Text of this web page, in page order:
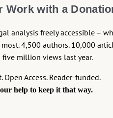
dass ein digitales
von “Körper”
ja eben genau eine
etwas dass sich räumlich-
Drohungen
sofern sie sich auf
Work with a
analysis freely accessible –
4,500 authors. 10,000
five million views last year.
Open Access. Reader-funded.
help to keep it that way.